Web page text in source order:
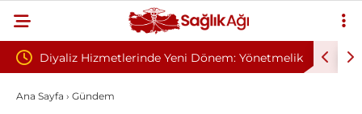
Dönem: Yönetmelik Sivilce Sandı, Cilt Kanseri Çıktı:
Ana Sayfa › Gündem